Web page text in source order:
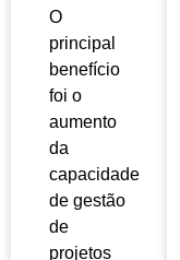
O
principal
benefício
foi o
aumento
da
capacidade
de gestão
de
projetos